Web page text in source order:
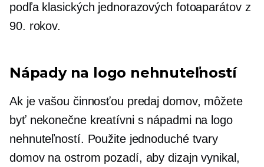
podľa klasických jednorazových fotoaparátov z
90. rokov.
Nápady na logo nehnuteľností
Ak je vašou činnosťou predaj domov, môžete
byť nekonečne kreatívni s nápadmi na logo
nehnuteľností. Použite jednoduché tvary
domov na ostrom pozadí, aby dizajn vynikal,